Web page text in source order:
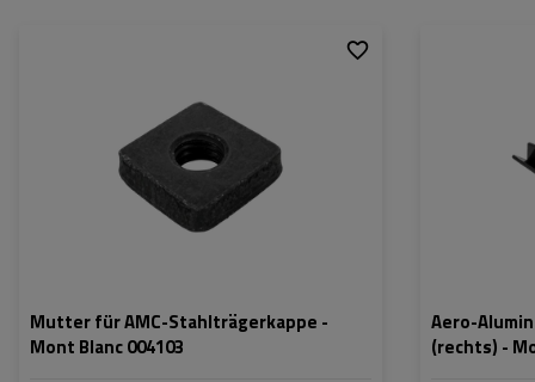
Mutter für AMC-Stahlträgerkappe -
Mont Blanc 004103
Aero-
(rechts) -